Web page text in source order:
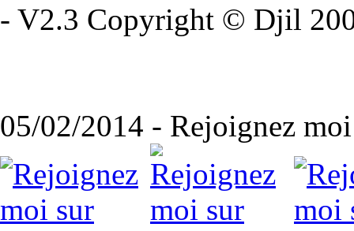
- V2.3 Copyright © Djil
05/02/2014 - Rejoignez